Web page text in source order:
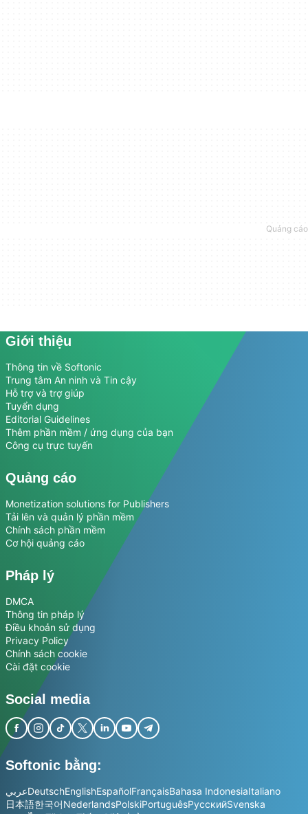
Giới thiệu
Thông tin về Softonic
Trung tâm An ninh và Tin cậy
Hỗ trợ và trợ giúp
Tuyển dụng
Editorial Guidelines
Thêm phần mềm / ứng dụng của bạn
Công cụ trực tuyến
Quảng cáo
Monetization solutions for Publishers
Tải lên và quản lý phần mềm
Chính sách phần mềm
Cơ hội quảng cáo
Pháp lý
DMCA
Thông tin pháp lý
Điều khoản sử dụng
Privacy Policy
Chính sách cookie
Cài đặt cookie
Social media
Softonic bằng:
عربيDeutschEnglishEspañolFrançaisBahasa IndonesiaItaliano
日本語한국어NederlandsPolskiPortuguêsРусскийSvenska